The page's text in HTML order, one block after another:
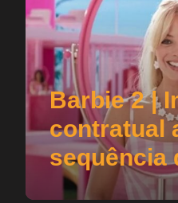
Barbie 2 |
contratual
sequência